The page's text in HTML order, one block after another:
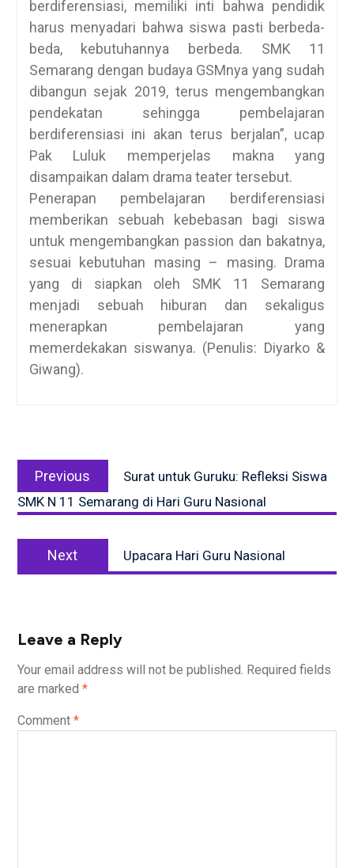
berdiferensiasi, memiliki inti bahwa pendidik
harus menyadari bahwa siswa pasti berbeda-
beda, kebutuhannya berbeda. SMK 11
Semarang dengan budaya GSMnya yang sudah
dibangun sejak 2019, terus mengembangkan
pendekatan sehingga pembelajaran
berdiferensiasi ini akan terus berjalan”, ucap
Pak Luluk memperjelas makna yang
disampaikan dalam drama teater tersebut.
Penerapan pembelajaran berdiferensiasi
memberikan sebuah kebebasan bagi siswa
untuk mengembangkan passion dan bakatnya,
sesuai kebutuhan masing – masing. Drama
yang di siapkan oleh SMK 11 Semarang
menjadi sebuah hiburan dan sekaligus
menerapkan pembelajaran yang
memerdekakan siswanya. (Penulis: Diyarko &
Giwang).
navigation
Previous
post:
Surat untuk Guruku: Refleksi Siswa
SMK N 11 Semarang di Hari Guru Nasional
Next
post:
Upacara Hari Guru Nasional
Leave a Reply
Your email address will not be published. Required fields
are marked *
Comment *